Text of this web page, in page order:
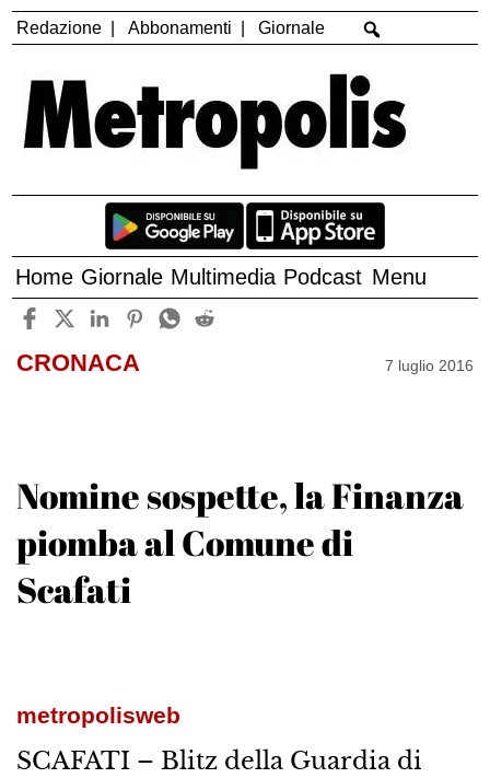
Redazione Abbonamenti Giornale
Home Giornale Multimedia Podcast Menu
CRONACA 7 luglio 2016
Nomine sospette, la Finanza
piomba al Comune di
Scafati
metropolisweb
SCAFATI – Blitz della Guardia di